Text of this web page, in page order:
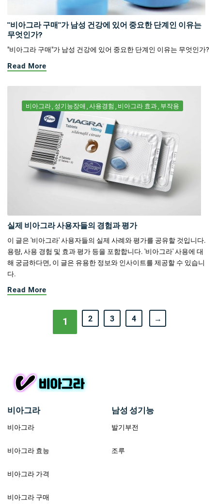
"비아그라 구매"가 남성 건강에 있어 중요한 단계인 이유는
무엇인가?
"비아그라 구매"가 남성 건강에 있어 중요한 단계인 이유는 무엇인가?
Read More
비아그라 성기능장애 사용경험 비아그라 효과 부작용
실제 비아그라 사용자들의 경험과 평가
이 글은 '비아그라' 사용자들의 실제 사례와 평가를 공유할 것입니다.
용량, 사용 경험 및 효과 평가 등을 포함합니다. '비아그라' 사용에 대
해 궁금하다면, 이 글은 유용한 정보와 인사이트를 제공할 수 있습니
다.
Read More
1 2 3 4 →
비아그라
비아그라
비아그라 효능
비아그라 가격
비아그라 구매
남성 성기능
발기부전
조루